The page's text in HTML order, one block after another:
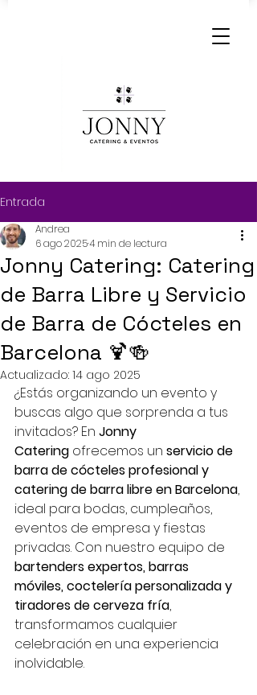
Entrada
Jonny Catering: Catering
de Barra Libre y Servicio
de Barra de Cócteles en
Barcelona 🍹🍻
Andrea
6 ago 20254 min de lectura
Actualizado: 14 ago 2025
¿Estás organizando un evento y
buscas algo que sorprenda a tus
invitados? En Jonny
Catering ofrecemos un servicio de
barra de cócteles profesional y
catering de barra libre en Barcelona,
ideal para bodas, cumpleaños,
eventos de empresa y fiestas
privadas. Con nuestro equipo de
bartenders expertos, barras
móviles, coctelería personalizada y
tiradores de cerveza fría,
transformamos cualquier
celebración en una experiencia
inolvidable.